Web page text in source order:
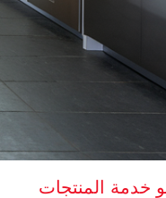
خدمة المنتجات